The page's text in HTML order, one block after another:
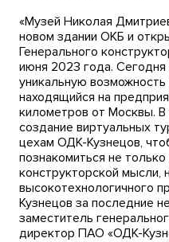
«Музей Николая
новом здании ОКБ и
Генерального
июня 2023 года.
уникальную возможность
находящийся на
километров от Москвы.
создание виртуальных
цехам ОДК-Кузнецов,
познакомиться не
конструкторской
высокотехнологичного
Кузнецов за последние
заместитель
директор ПАО «ОДК-